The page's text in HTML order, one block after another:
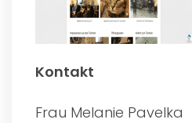
Kontakt
Frau Melanie Pavelka